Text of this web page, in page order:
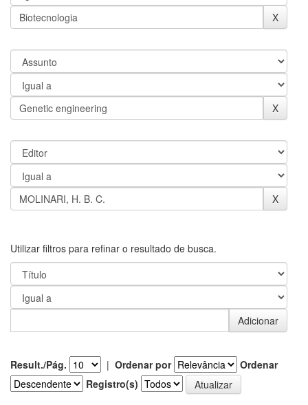
Utilizar filtros para refinar o resultado de busca.
Result./Pág. | Ordenar por
Ordenar
Registro(s)